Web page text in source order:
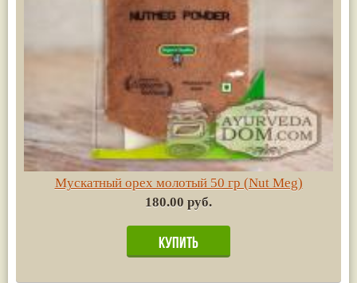
Мускатный орех молотый 50 гр (Nut Meg)
180.00 руб.